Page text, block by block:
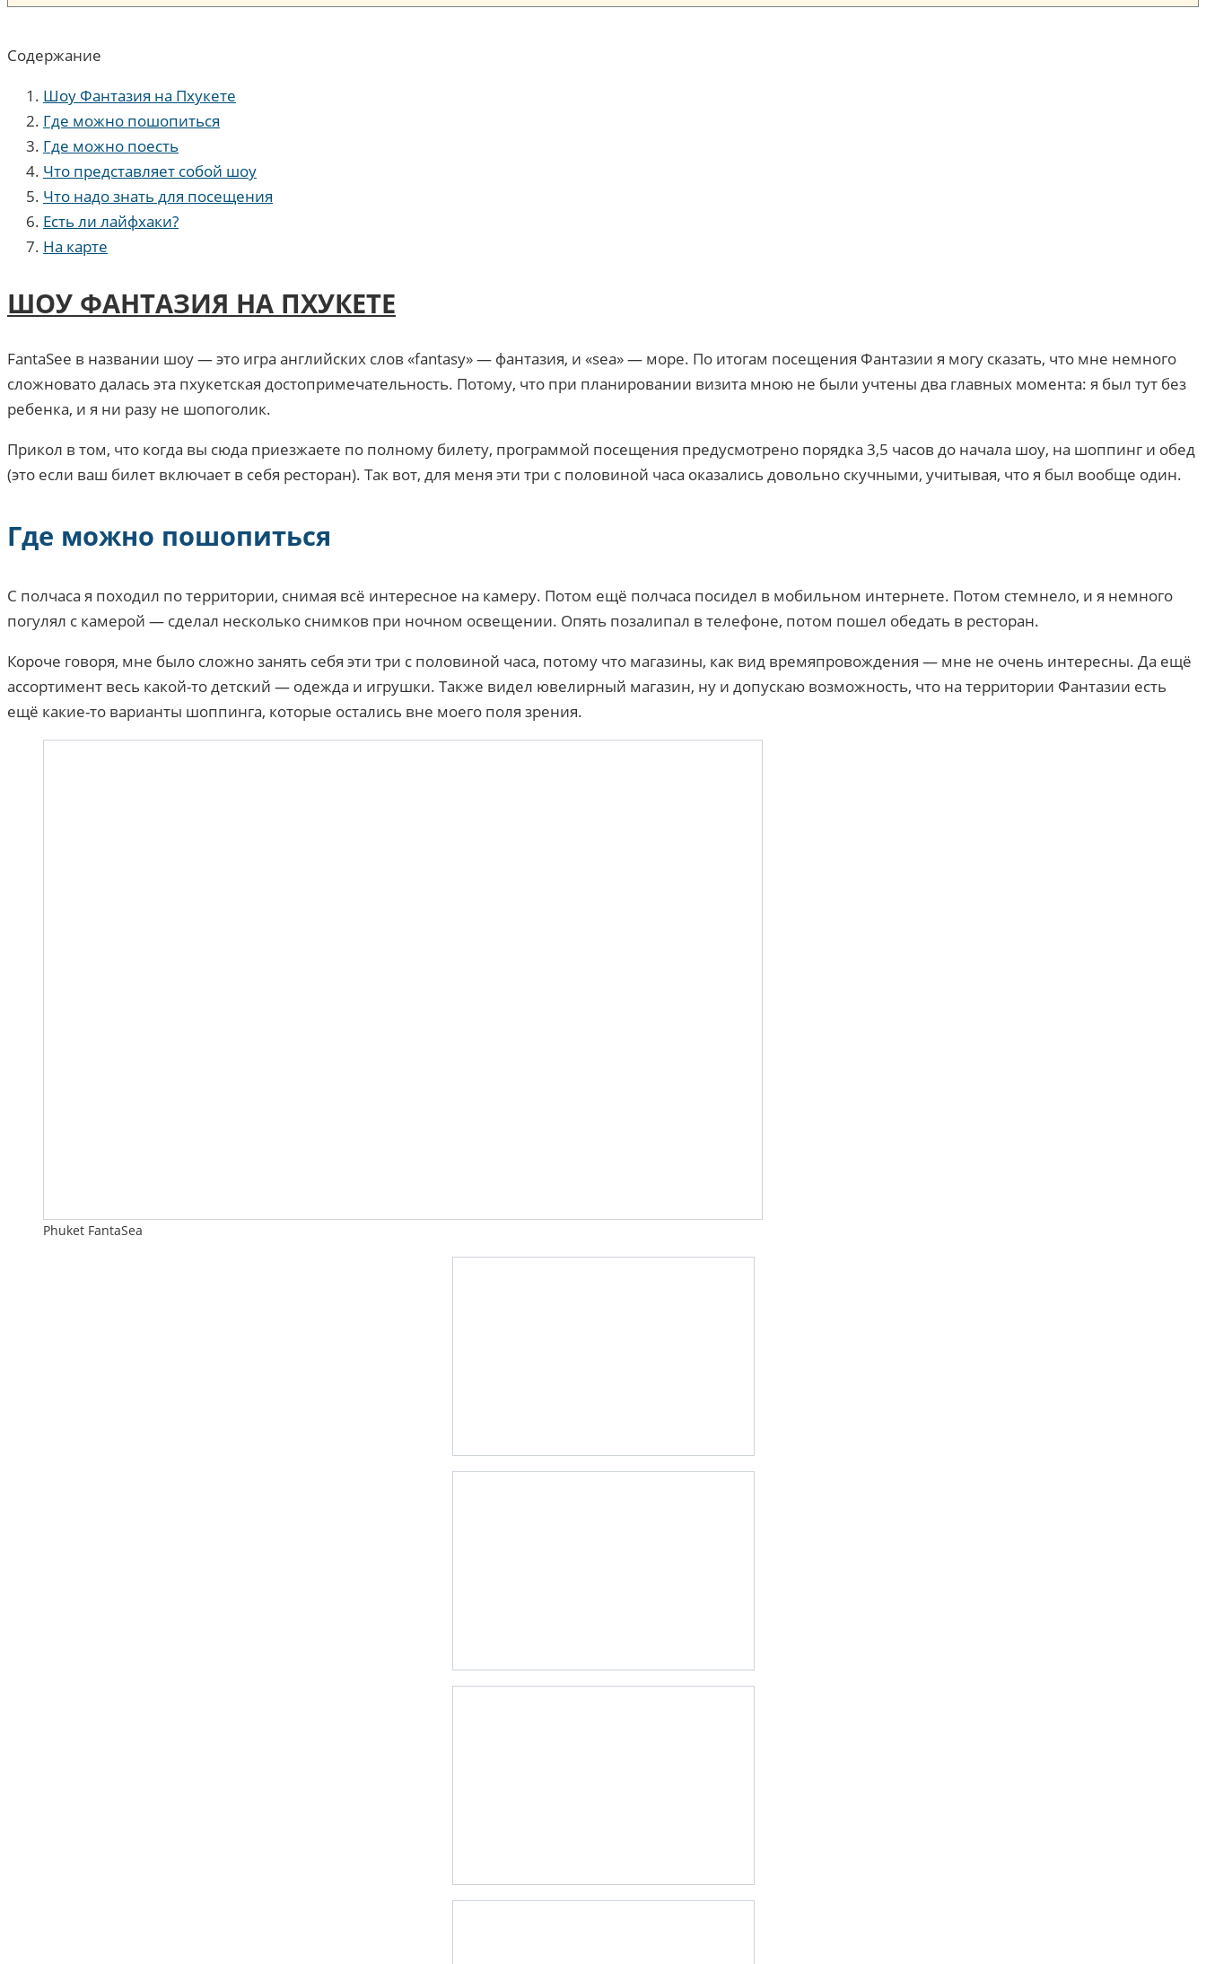
Содержание
Шоу Фантазия на Пхукете
Где можно пошопиться
Где можно поесть
Что представляет собой шоу
Что надо знать для посещения
Есть ли лайфхаки?
На карте
ШОУ ФАНТАЗИЯ НА ПХУКЕТЕ
FantaSee в названии шоу — это игра английских слов «fantasy» — фантазия, и «sea» — море. По итогам посещения Фантазии я могу сказать, что мне немного
сложновато далась эта пхукетская достопримечательность. Потому, что при планировании визита мною не были учтены два главных момента: я был тут без
ребенка, и я ни разу не шопоголик.
Прикол в том, что когда вы сюда приезжаете по полному билету, программой посещения предусмотрено порядка 3,5 часов до начала шоу, на шоппинг и обед
(это если ваш билет включает в себя ресторан). Так вот, для меня эти три с половиной часа оказались довольно скучными, учитывая, что я был вообще один.
Где можно пошопиться
С полчаса я походил по территории, снимая всё интересное на камеру. Потом ещё полчаса посидел в мобильном интернете. Потом стемнело, и я немного
погулял с камерой — сделал несколько снимков при ночном освещении. Опять позалипал в телефоне, потом пошел обедать в ресторан.
Короче говоря, мне было сложно занять себя эти три с половиной часа, потому что магазины, как вид времяпровождения — мне не очень интересны. Да ещё
ассортимент весь какой-то детский — одежда и игрушки. Также видел ювелирный магазин, ну и допускаю возможность, что на территории Фантазии есть
ещё какие-то варианты шоппинга, которые остались вне моего поля зрения.
Phuket FantaSea